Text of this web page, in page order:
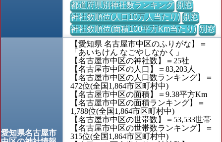
都道府県別神社数ランキング 別窓
神社数順位(人口10万人当たり) 別窓
神社数順位(面積100平方Km当たり) 別窓
愛知県名古屋市
【愛知県 名古屋市中区のふりがな】＝
「あいちけん なごやしなかく」
【名古屋市中区の神社数】＝25社
【名古屋市中区の人口】＝83,203人
【名古屋市中区の人口数ランキング】＝
472位(全国1,864市区町村中)
【名古屋市中区の面積】＝9.38平方Km
【名古屋市中区の面積ランキング】＝
1,788位(全国1,864市区町村中)
【名古屋市中区の世帯数】＝53,533世帯
【名古屋市中区の世帯数ランキング】＝
315位(全国1,864市区町村中)